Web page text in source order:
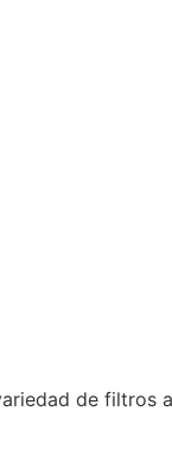
de filtros